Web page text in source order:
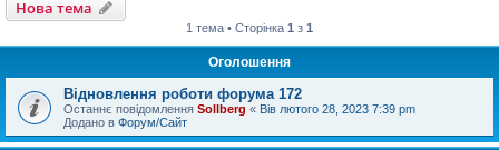
Нова тема
1 тема • Сторінка 1 з 1
Оголошення
Відновлення роботи форума 172
Останнє повідомлення Sollberg « Вів лютого 28, 2023 7:39 pm
Додано в Форум/Сайт